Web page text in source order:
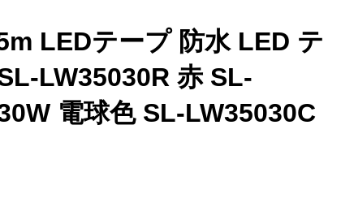
LEDテープ 防水 LED テ
LW35030R 赤 SL-
電球色 SL-LW35030C